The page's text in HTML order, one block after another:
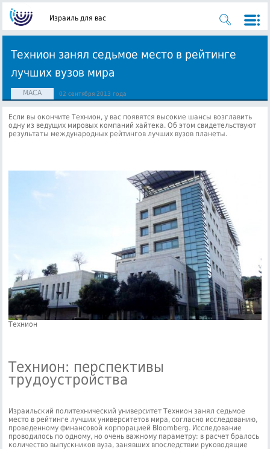
Израиль для вас
Технион занял седьмое место в рейтинге
лучших вузов мира
МАСА 02 сентября 2013 года
Если вы окончите Технион, у вас появятся высокие шансы возглавить
одну из ведущих мировых компаний хайтека. Об этом свидетельствуют
результаты международных рейтингов лучших вузов планеты.
Технион
Технион: перспективы
трудоустройства
Израильский политехнический университет Технион занял седьмое
место в рейтинге лучших университетов мира, согласно исследованию,
проведенному финансовой корпорацией Bloomberg. Исследование
проводилось по одному, но очень важному параметру: в расчет бралось
количество выпускников вуза, занявших впоследствии руководящие